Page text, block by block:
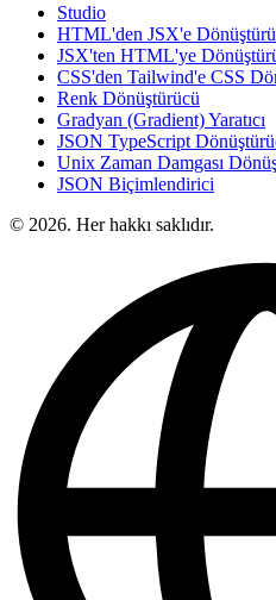
Studio
HTML'den JSX'e
JSX'ten HTML'ye
CSS'den Tailwind'e CSS
Renk Dönüştürücü
Gradyan (Gradient) Yaratıcı
JSON TypeScript
Unix Zaman Damgası
JSON Biçimlendirici
© 2026. Her hakkı saklıdır.